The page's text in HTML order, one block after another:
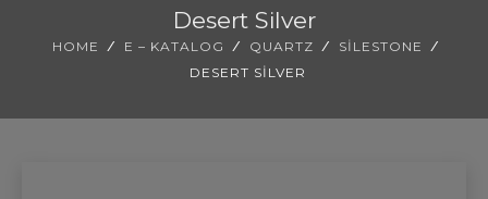
Desert Silver
HOME E – KATALOG QUARTZ
SILESTONE
DESERT SILVER